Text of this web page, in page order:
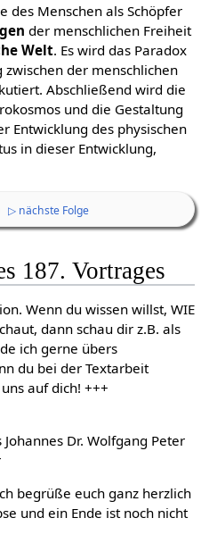
des Menschen als Schöpfer
der menschlichen Freiheit
Welt. Es wird das Paradox
der menschlichen
Abschließend wird die
und die Gestaltung
Entwicklung des physischen
in dieser Entwicklung,
▷ nächste Folge
187. Vortrages
Wenn du wissen willst, WIE
dann schau dir z.B. als
ich gerne übers
du bei der Textarbeit
auf dich! +++
Dr. Wolfgang Peter
begrüße euch ganz herzlich
und ein Ende ist noch nicht